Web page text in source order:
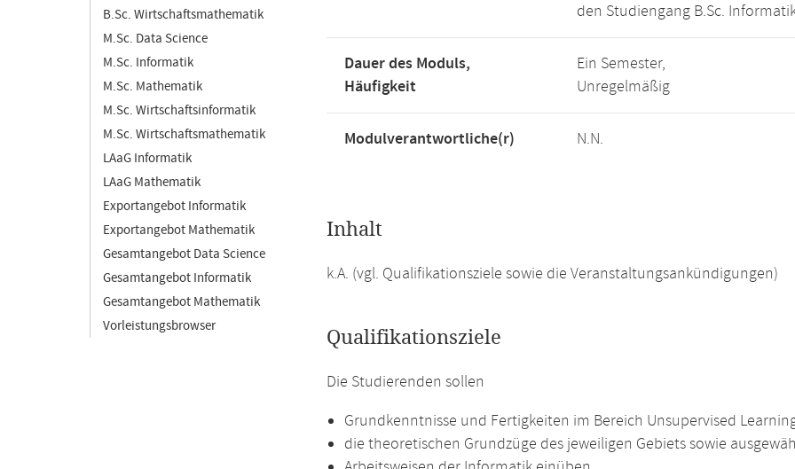
B.Sc. Wirtschaftsmathematik
M.Sc. Data Science
M.Sc. Informatik
M.Sc. Mathematik
M.Sc. Wirtschaftsinformatik
M.Sc. Wirtschaftsmathematik
LAaG Informatik
LAaG Mathematik
Exportangebot Informatik
Exportangebot Mathematik
Gesamtangebot Data Science
Gesamtangebot Informatik
Gesamtangebot Mathematik
Vorleistungsbrowser
den Studiengang B.Sc.
Dauer des Moduls,
Häufigkeit
Ein Semester,
Unregelmäßig
Modulverantwortliche(r) N.N.
Inhalt
k.A. (vgl. Qualifikationsziele sowie die Veranstaltungsankündigungen)
Qualifikationsziele
Die Studierenden sollen
Grundkenntnisse und Fertigkeiten im Bereich Unsupervised
die theoretischen Grundzüge des jeweiligen Gebiets sowie